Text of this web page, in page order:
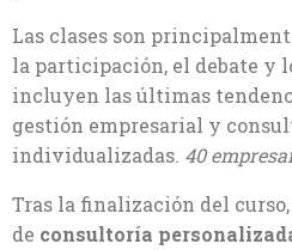
Las clases son
la participación, el debate y
incluyen las últimas
gestión empresarial y
individualizadas. 40
Tras la finalización del
de consultoría